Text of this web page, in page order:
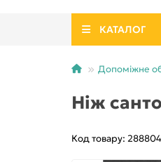
КАТАЛОГ
Допоміжне
Ніж
Код товару: 288804